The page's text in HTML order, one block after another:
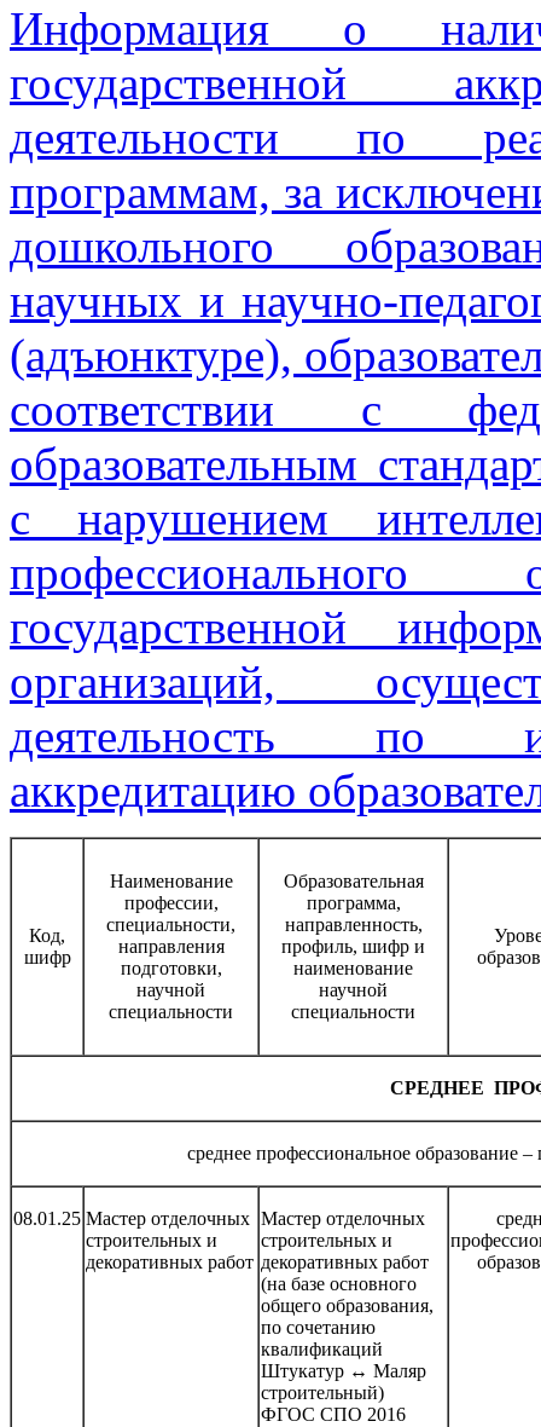
Информация о
государственной
деятельности по
программам, за
дошкольного
научных и научно-
(адъюнктуре),
соответствии с
образовательным
с нарушением
государственной
организаций,
деятельность по
аккредитацию
Код,
шифр
Наименование
профессии,
специальности,
направления
подготовки,
научной
специальности
Образовательная
программа,
направленность,
профиль, шифр и
наименование
научной
специальности
СРЕДНЕЕ
среднее профессиональное
08.01.25 Мастер отделочных
строительных и
декоративных работ
Мастер отделочных
строительных и
декоративных работ
(на базе основного
общего образования,
по сочетанию
квалификаций
Штукатур ↔ Маляр
строительный)
ФГОС СПО 2016